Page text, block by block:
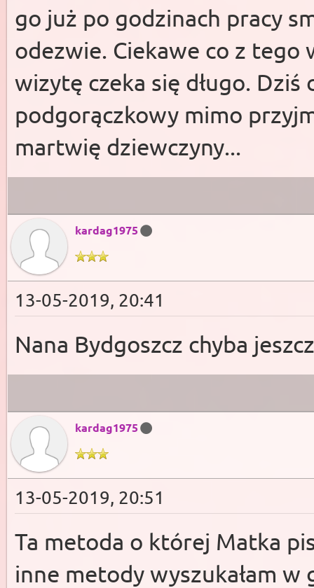
go już po godzinach pracy
odezwie. Ciekawe co z tego
wizytę czeka się długo.
podgorączkowy mimo
martwię dziewczyny...
kardag1975
13-05-2019, 20:41
Nana Bydgoszcz chyba
kardag1975
13-05-2019, 20:51
Ta metoda o której Matka
inne metody wyszukałam w